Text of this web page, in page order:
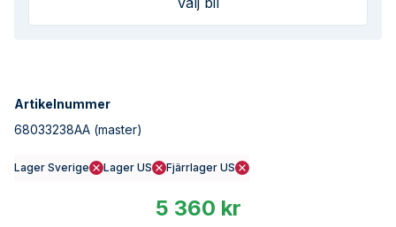
Artikelnummer
68033238AA (master)
Lager Sverige Lager US Fjärrlager US
5 360 kr